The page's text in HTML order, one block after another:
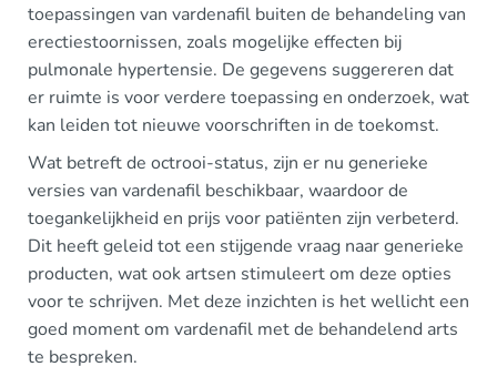
toepassingen van vardenafil buiten de behandeling van
erectiestoornissen, zoals mogelijke effecten bij
pulmonale hypertensie. De gegevens suggereren dat
er ruimte is voor verdere toepassing en onderzoek, wat
kan leiden tot nieuwe voorschriften in de toekomst.
Wat betreft de octrooi-status, zijn er nu generieke
versies van vardenafil beschikbaar, waardoor de
toegankelijkheid en prijs voor patiënten zijn verbeterd.
Dit heeft geleid tot een stijgende vraag naar generieke
producten, wat ook artsen stimuleert om deze opties
voor te schrijven. Met deze inzichten is het wellicht een
goed moment om vardenafil met de behandelend arts
te bespreken.